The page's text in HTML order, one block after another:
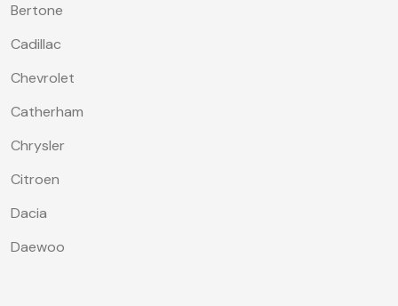
Bertone
Cadillac
Chevrolet
Catherham
Chrysler
Citroen
Dacia
Daewoo